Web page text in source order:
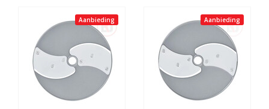
Aanbieding Aanbieding